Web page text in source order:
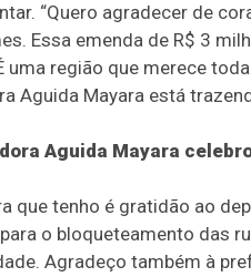
“Quero agradecer de
Essa emenda de R$ 3
uma região que merece
Aguida Mayara está
Aguida Mayara
que tenho é gratidão ao
o bloqueteamento das
Agradeço também à